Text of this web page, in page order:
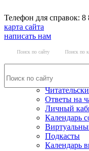
Телефон для справок:
карта сайта
написать нам
Поиск по сайту Поиск по
Ответы на
Личный
Календарь
Подкасты
Календарь